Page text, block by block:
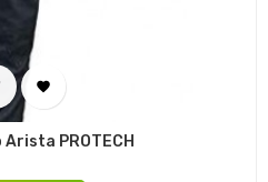

PROTECH